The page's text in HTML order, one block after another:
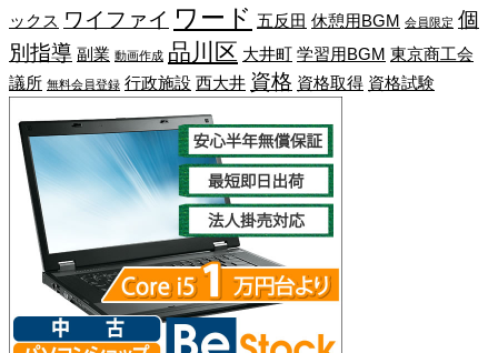
ックス ワイファイ ワード 五反田 休憩用BGM 会員限定 個
別指導 副業 動画作成 品川区 大井町 学習用BGM 東京商工会
議所 無料会員登録 行政施設 西大井 資格 資格取得 資格試験